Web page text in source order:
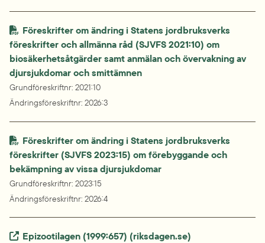
Föreskrifter om ändring i Statens jordbruksverks
föreskrifter och allmänna råd (SJVFS 2021:10) om
biosäkerhetsåtgärder samt anmälan och övervakning av
djursjukdomar och smittämnen
Grundföreskriftnr: 2021:10
Ändringsföreskriftnr: 2026:3
Föreskrifter om ändring i Statens jordbruksverks
föreskrifter (SJVFS 2023:15) om förebyggande och
bekämpning av vissa djursjukdomar
Grundföreskriftnr: 2023:15
Ändringsföreskriftnr: 2026:4
Extern länk.
Epizootilagen (1999:657) (riksdagen.se)